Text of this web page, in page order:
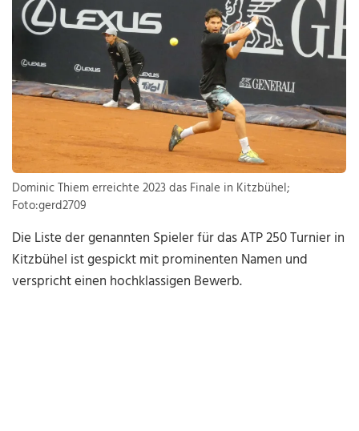
Dominic Thiem erreichte 2023 das Finale in Kitzbühel;
Foto:gerd2709
Die Liste der genannten Spieler für das ATP 250 Turnier in
Kitzbühel ist gespickt mit prominenten Namen und
verspricht einen hochklassigen Bewerb.